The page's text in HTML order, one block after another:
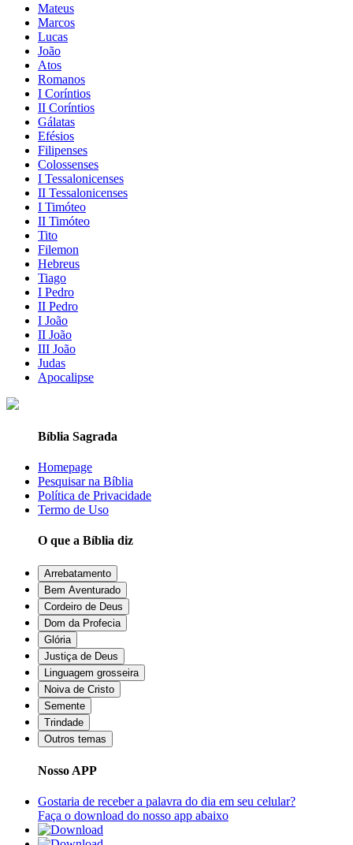
Mateus
Marcos
Lucas
João
Atos
Romanos
I Coríntios
II Coríntios
Gálatas
Efésios
Filipenses
Colossenses
I Tessalonicenses
II Tessalonicenses
I Timóteo
II Timóteo
Tito
Filemon
Hebreus
Tiago
I Pedro
II Pedro
I João
II João
III João
Judas
Apocalipse
Bíblia Sagrada
Homepage
Pesquisar na Bíblia
Política de Privacidade
Termo de Uso
O que a Bíblia diz
Arrebatamento
Bem Aventurado
Cordeiro de Deus
Dom da Profecia
Glória
Justiça de Deus
Linguagem grosseira
Noiva de Cristo
Semente
Trindade
Outros temas
Nosso APP
Gostaria de receber a palavra do dia em seu celular?
Faça o download do nosso app abaixo